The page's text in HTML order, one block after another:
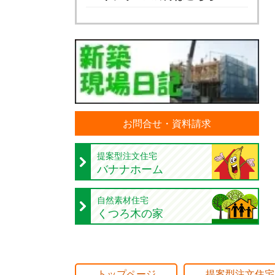
お問合せ・資料請求
提案型注文住宅
バナナホーム
自然素材住宅
くつろ木の家